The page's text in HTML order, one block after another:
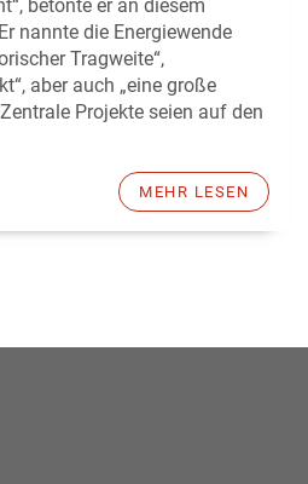
betonte er an diesem
nannte die Energiewende
Tragweite“,
aber auch „eine große
Projekte seien auf den
MEHR LESEN